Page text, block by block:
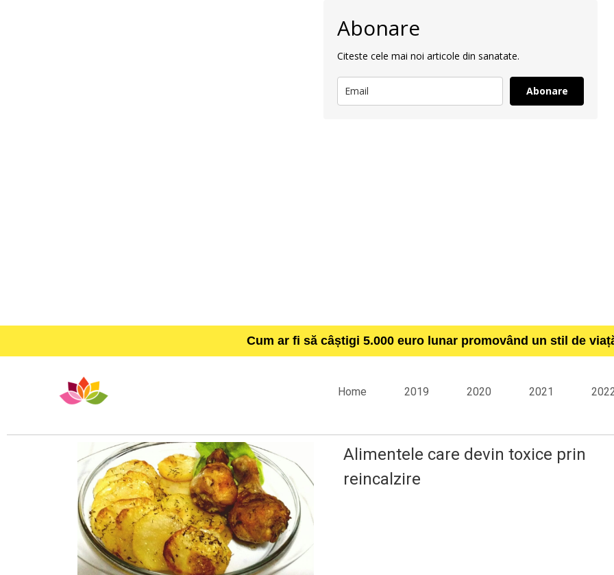
Abonare
Citeste cele mai noi articole din sanatate.
Abonare
Cum ar fi să câștigi 5.000 euro lunar promovând un stil de
Home 2019 2020 2021
Alimentele care devin toxice prin
reincalzire